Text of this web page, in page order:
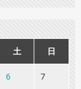
土 日
6 7